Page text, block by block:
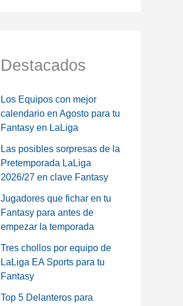
Destacados
Los Equipos con mejor
calendario en Agosto para tu
Fantasy en LaLiga
Las posibles sorpresas de la
Pretemporada LaLiga
2026/27 en clave Fantasy
Jugadores que fichar en tu
Fantasy para antes de
empezar la temporada
Tres chollos por equipo de
LaLiga EA Sports para tu
Fantasy
Top 5 Delanteros para